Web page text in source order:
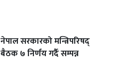
नेपाल सरकारको मन्त्रिपरिषद्
बैठक ७ निर्णय गर्दै सम्पन्न